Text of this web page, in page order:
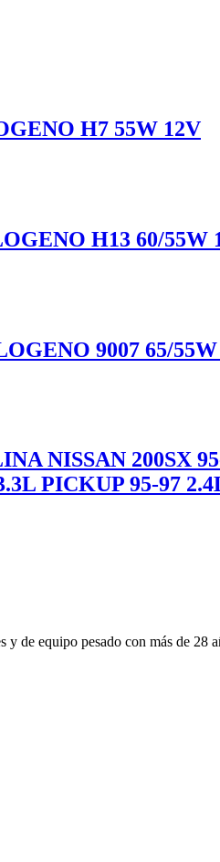
H7 55W 12V
H13 60/55W
9007 65/
NISSAN 200SX
PICKUP 95-97
de equipo pesado con más de 28